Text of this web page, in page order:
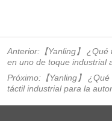
Anterior: 【Yanling】
en uno de toque industrial
Próximo: 【Yanling】
táctil industrial para la